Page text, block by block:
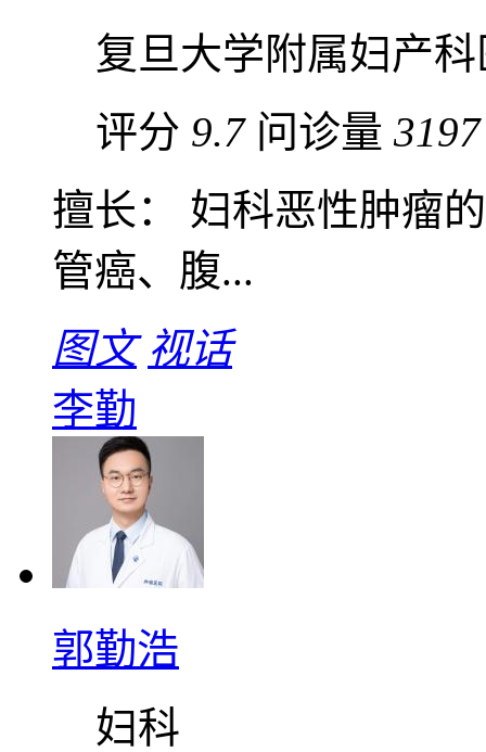
复旦大学附属妇产
评分 9.7 问诊量 3197
擅长： 妇科恶性肿瘤
管癌、腹...
图文 视话
李勤
郭勤浩
妇科